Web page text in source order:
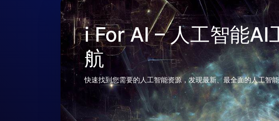
i For AI – 人工智能AI
航
快速找到您需要的人工智能资源，发现最新、最全面的人工智